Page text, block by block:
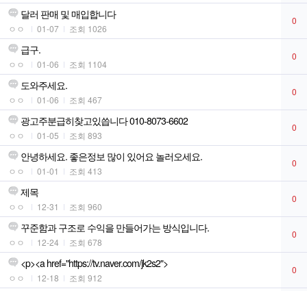
달러 판매 및 매입합니다
ㅇㅇ 01-07 조회 1026
0
급구.
ㅇㅇ 01-06 조회 1104
0
도와주세요.
ㅇㅇ 01-06 조회 467
0
광고주분급히찾고있씁니다 010-8073-6602
ㅇㅇ 01-05 조회 893
0
안녕하세요. 좋은정보 많이 있어요 놀러오세요.
ㅇㅇ 01-01 조회 413
0
제목
ㅇㅇ 12-31 조회 960
0
꾸준함과 구조로 수익을 만들어가는 방식입니다.
ㅇㅇ 12-24 조회 678
0
<p><a href="https://tv.naver.com/jk2s2">
ㅇㅇ 12-18 조회 912
0